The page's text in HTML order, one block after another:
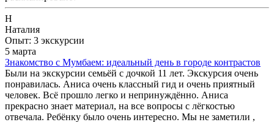
Н
Наталия
Опыт: 3 экскурсии
5 марта
Знакомство с Мумбаем: идеальный день в городе контрастов
Были на экскурсии семьёй с дочкой 11 лет. Экскурсия очень
понравилась. Аниса очень классный гид и очень приятный
человек. Всё прошло легко и непринуждённо. Аниса
прекрасно знает материал, на все вопросы с лёгкостью
отвечала. Ребёнку было очень интересно. Мы не заметили ,